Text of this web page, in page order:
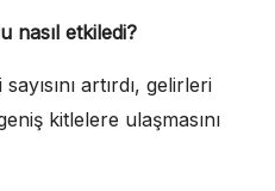
nasıl etkiledi?
artırdı, gelirleri
kitlelere ulaşmasını